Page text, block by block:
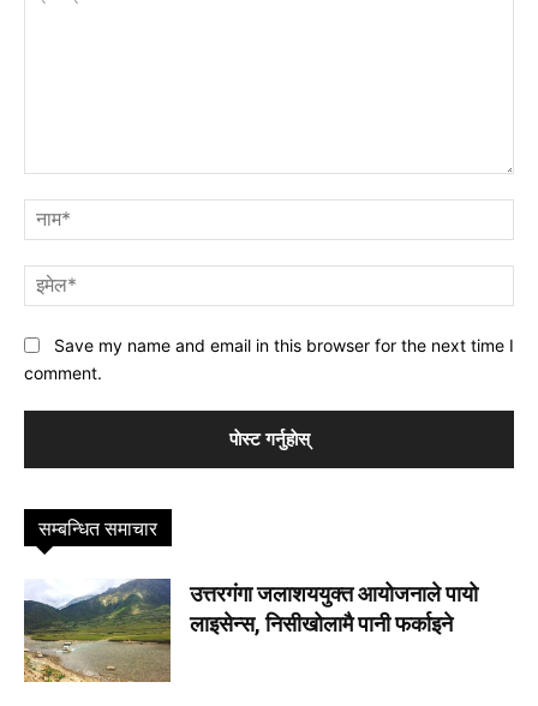
Save my name and email in this browser for the next time I
comment.
सम्बन्धित समाचार
उत्तरगंगा जलाशययुक्त आयोजनाले पायो
लाइसेन्स, निसीखोलामै पानी फर्काइने